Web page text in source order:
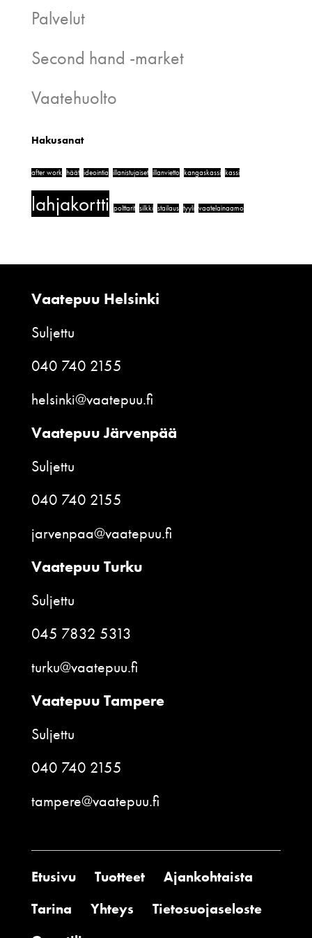
Palvelut
Second hand -market
Vaatehuolto
Hakusanat
after work häät ideointia illanistujaiset illanvietto kangaskassi kassi
lahjakortti polttarit silkki stailaus tyyli vaatelainaamo
Vaatepuu Helsinki
Suljettu
040 740 2155
helsinki@vaatepuu.fi
Vaatepuu Järvenpää
Suljettu
040 740 2155
jarvenpaa@vaatepuu.fi
Vaatepuu Turku
Suljettu
045 7832 5313
turku@vaatepuu.fi
Vaatepuu Tampere
Suljettu
040 740 2155
tampere@vaatepuu.fi
Etusivu Tuotteet
Ajankohtaista
Tarina
Yhteys
Tietosuojaseloste